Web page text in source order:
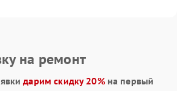
на ремонт
дарим скидку 20%на первый